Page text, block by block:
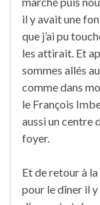
il y avait une
que j’ai pu
les attirait. Et
sommes allés
comme dans
le François
aussi un centre
foyer.
Et de retour à
pour le dîner il